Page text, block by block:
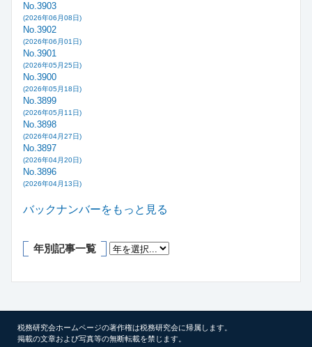
No.3903
(2026年06月08日)
No.3902
(2026年06月01日)
No.3901
(2026年05月25日)
No.3900
(2026年05月18日)
No.3899
(2026年05月11日)
No.3898
(2026年04月27日)
No.3897
(2026年04月20日)
No.3896
(2026年04月13日)
バックナンバーをもっと見る
年別記事一覧
税務研究会ホームページの著作権は税務研究会に帰属します。
掲載の文章および写真等の無断転載を禁じます。